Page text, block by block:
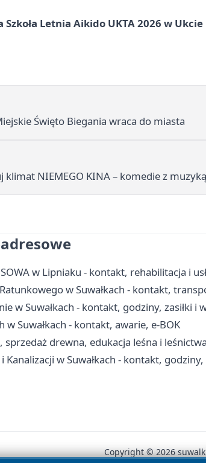
Letnia Aikido UKTA 2026 w Ukcie
Święto Biegania wraca do miasta
klimat NIEMEGO KINA – komedie z muzyką
w Lipniaku - kontakt, rehabilitacja i
w Suwałkach - kontakt,
w Suwałkach - kontakt, godziny, zasiłki i
Suwałkach - kontakt, awarie, e-BOK
sprzedaż drewna, edukacja leśna i leśnictwa
w Suwałkach - kontakt,
Copyright © 2026